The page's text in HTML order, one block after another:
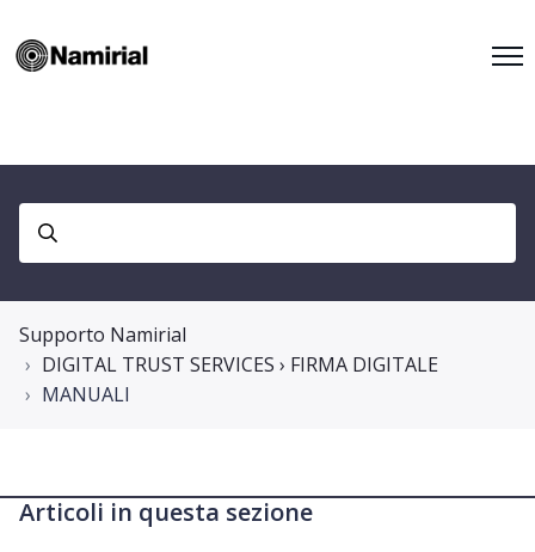
Supporto Namirial
DIGITAL TRUST SERVICES › FIRMA DIGITALE
MANUALI
Articoli in questa sezione